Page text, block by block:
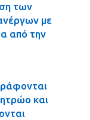
των
με
από την
και